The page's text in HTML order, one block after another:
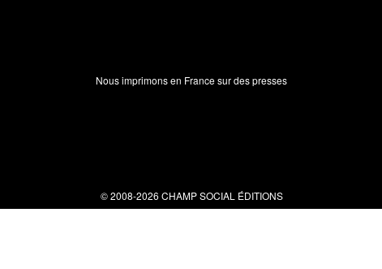
Nous imprimons en France sur des presses
© 2008-2026 CHAMP SOCIAL ÉDITIONS